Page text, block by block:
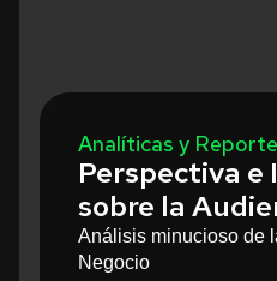
Analíticas y
Perspectiva e
sobre la
Análisis minucioso de
Negocio